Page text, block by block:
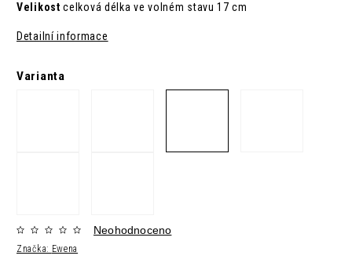
Velikostcelková délka ve volném stavu 17 cm
Detailní informace
Varianta
Značka: Ewena
Neohodnoceno